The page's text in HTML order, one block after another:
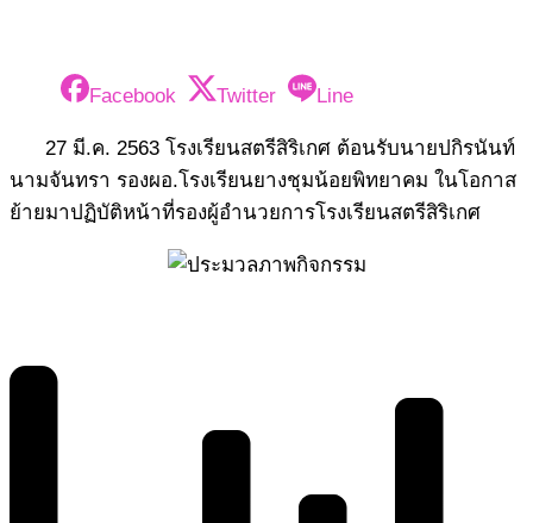
Facebook Twitter Line
27 มี.ค. 2563 โรงเรียนสตรีสิริเกศ ต้อนรับนายปกิรนันท์
นามจันทรา รองผอ.โรงเรียนยางชุมน้อยพิทยาคม ในโอกาส
ย้ายมาปฏิบัติหน้าที่รองผู้อำนวยการโรงเรียนสตรีสิริเกศ